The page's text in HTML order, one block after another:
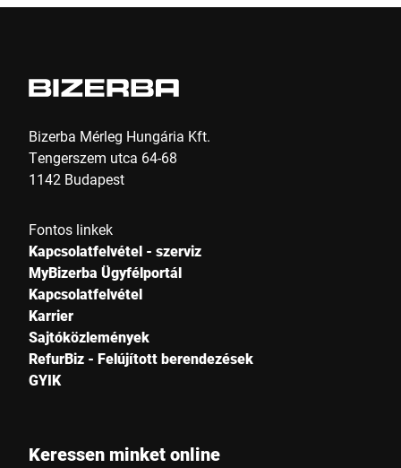
Bizerba Mérleg Hungária Kft.
Tengerszem utca 64-68
1142 Budapest
Fontos linkek
Kapcsolatfelvétel - szerviz
MyBizerba Ügyfélportál
Kapcsolatfelvétel
Karrier
Sajtóközlemények
RefurBiz - Felújított berendezések
GYIK
Keressen minket online